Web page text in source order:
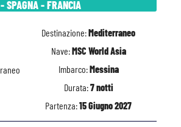
SPAGNA - FRANCIA
Destinazione:Mediterraneo
Nave:MSC World Asia
Imbarco:Messina
Durata:7 notti
Partenza:15 Giugno 2027